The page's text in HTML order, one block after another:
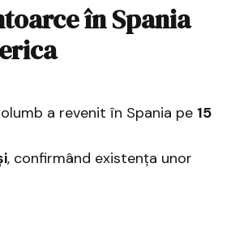
în Spania
a revenit în Spania pe 15
, confirmând existența unor